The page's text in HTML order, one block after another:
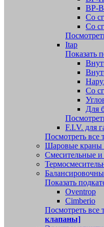
ВР-
Со
Со
Itap
Показать
Со
Для
F.I.V. для
Посмотреть все
Шаровые краны
Смесительные и
Показать
Oventrop
Cimberio
Посмотреть все
клапаны]